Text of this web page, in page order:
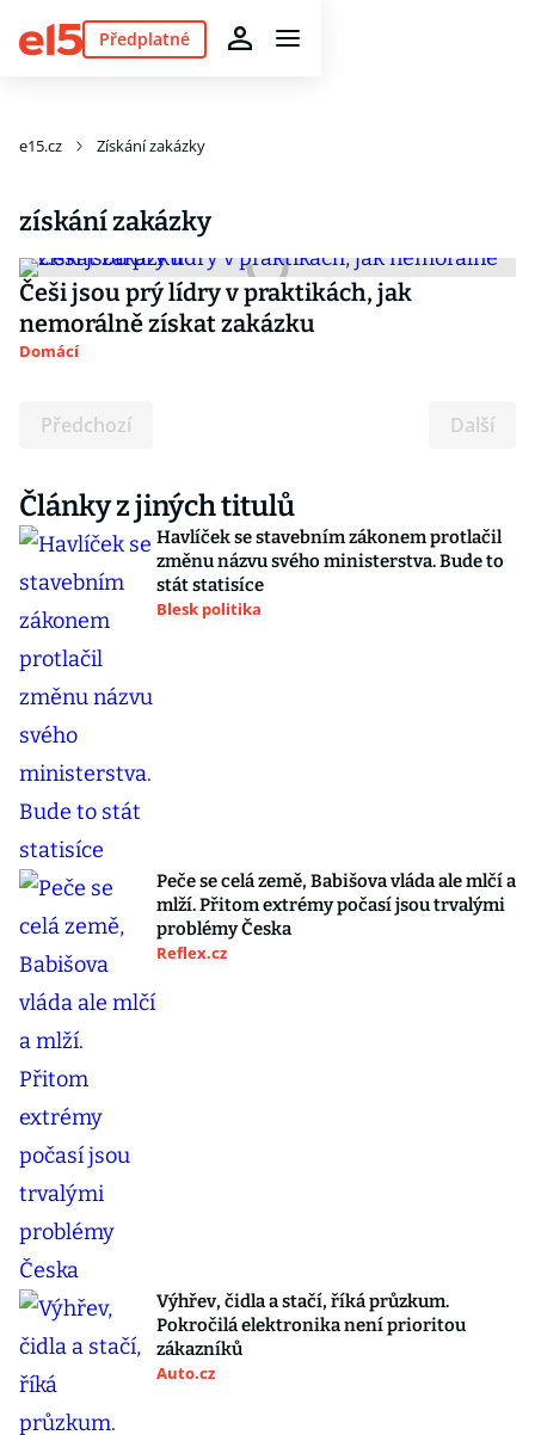
Předplatné
e15.cz Získání zakázky
získání zakázky
Češi jsou prý lídry v praktikách, jak
nemorálně získat zakázku
Domácí
Předchozí Další
Články z jiných titulů
Havlíček se stavebním zákonem protlačil
změnu názvu svého ministerstva. Bude to
stát statisíce
Blesk politika
Peče se celá země, Babišova vláda ale mlčí a
mlží. Přitom extrémy počasí jsou trvalými
problémy Česka
Reflex.cz
Výhřev, čidla a stačí, říká průzkum.
Pokročilá elektronika není prioritou
zákazníků
Auto.cz